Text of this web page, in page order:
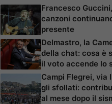
Francesco
canzoni
presente
Delmastro, la
della chat: cosa è
il voto accende lo
Campi Flegrei, via
gli sfollati:
al mese dopo il